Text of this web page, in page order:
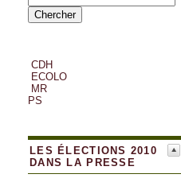
CDH
ECOLO
MR
PS
LES ÉLECTIONS 2010
DANS LA PRESSE